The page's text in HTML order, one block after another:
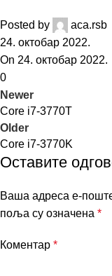
Posted by
aca.rsb
24. октобар 2022.
On 24. октобар 2022.
0
Newer
Core i7-3770T
Older
Core i7-3770K
Оставите
Ваша адреса е-
поља су означена *
Коментар *